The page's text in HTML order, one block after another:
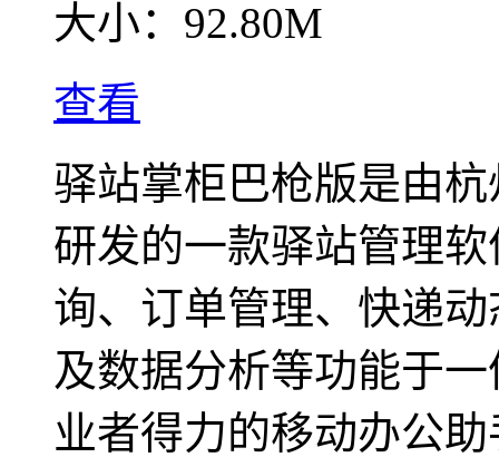
大小： 92.80M
查看
驿站掌柜巴枪版是由
研发的一款驿站管理
询、订单管理、快递
及数据分析等功能于
业者得力的移动办公